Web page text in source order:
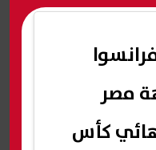
مصر
كأس